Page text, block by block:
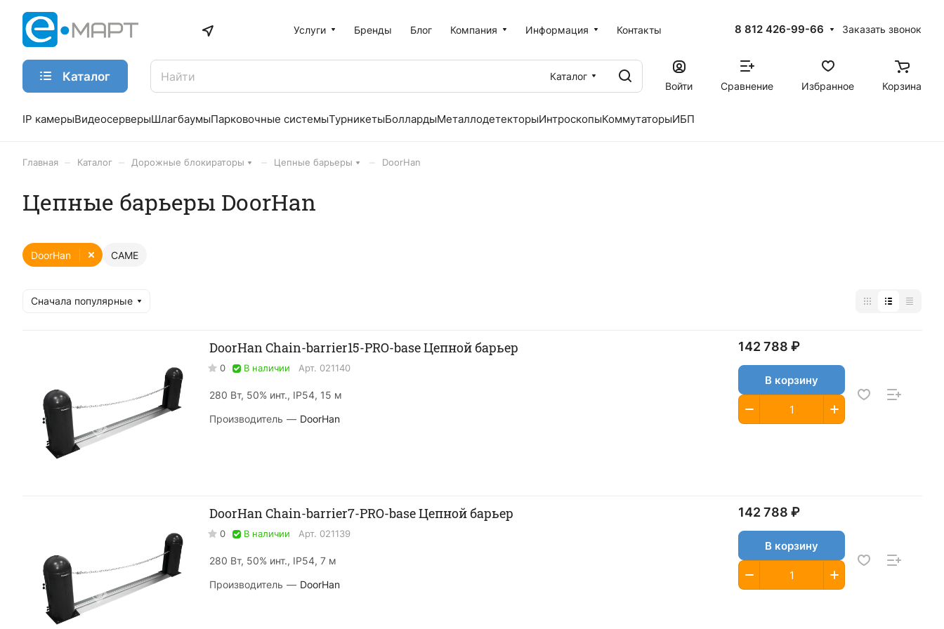
Услуги Бренды Блог Компания Информация Контакты 8 812 426-99-66 Заказать звонок
Каталог
Каталог
Войти
Сравнение Избранное Корзина
IP камерыВидеосерверыШлагбаумыПарковочные системыТурникетыБоллардыМеталлодетекторыИнтроскопыКоммутаторыИБП
Главная Каталог Дорожные блокираторы Цепные барьеры DoorHan
Цепные барьеры DoorHan
DoorHan CAME
Сначала популярные
DoorHan Chain-barrier15-PRO-base Цепной барьер
0 В наличии Арт. 021140
280 Вт, 50% инт., IP54, 15 м
Производитель — DoorHan
142 788 ₽
В корзину
DoorHan Chain-barrier7-PRO-base Цепной барьер
0 В наличии Арт. 021139
280 Вт, 50% инт., IP54, 7 м
Производитель — DoorHan
142 788 ₽
В корзину